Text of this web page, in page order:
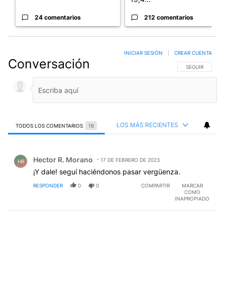
24 comentarios 212 comentarios
Conversación SIGA ESTA
SEGUIR
INICIAR SESIÓN CREAR CUENTA
TODOS LOS COMENTARIOS 16 LOS MÁS RECIENTES
HR Hector R. Morano 17 DE FEBRERO DE 2023
¡Y dale! seguí haciéndonos pasar vergüenza.
RESPONDER 0 0 COMPARTIR
MARCAR
COMO
INAPROPIADO